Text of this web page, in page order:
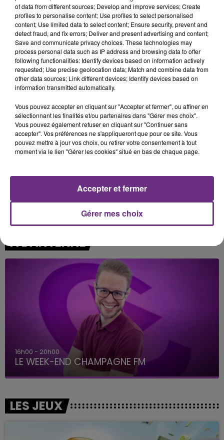
INDOCHINE
Les Nouveaux Soleils
SIENNA SPIRO
Die On This Hill
CHRISTOPHE WILLEM JOHN LEGEND
A L'ANTENNE
16h00 - 20h00
LE WEEK-END CHAMPAGNE FM
LES JEUX
of data from different sources; Develop and improve services; Create
profiles to personalise content; Use profiles to select personalised
content; Use limited data to select content; Ensure security, prevent and
detect fraud, and fix errors; Deliver and present advertising and content;
Save and communicate privacy choices. These technologies may
process personal data such as IP address and browsing data to offer
following functionalities: Identify devices based on information actively
requested; Use precise geolocation data; Match and combine data from
other data sources; Link different devices; Identify devices based on
information transmitted automatically.
Vous pouvez accepter en cliquant sur "Accepter et fermer", ou affiner en
sélectionnant les finalités et/ou partenaires dans "Gérer mes choix".
Vous pouvez également refuser en cliquant sur "Continuer sans
accepter". Vos préférences ne s'appliqueront que pour ce site. Vous
pouvez mettre à jour vos choix, ou retirer votre consentement à tout
moment via le lien "Gérer les cookies" situé en bas de chaque page.
Gérer mes choix
Accepter et fermer